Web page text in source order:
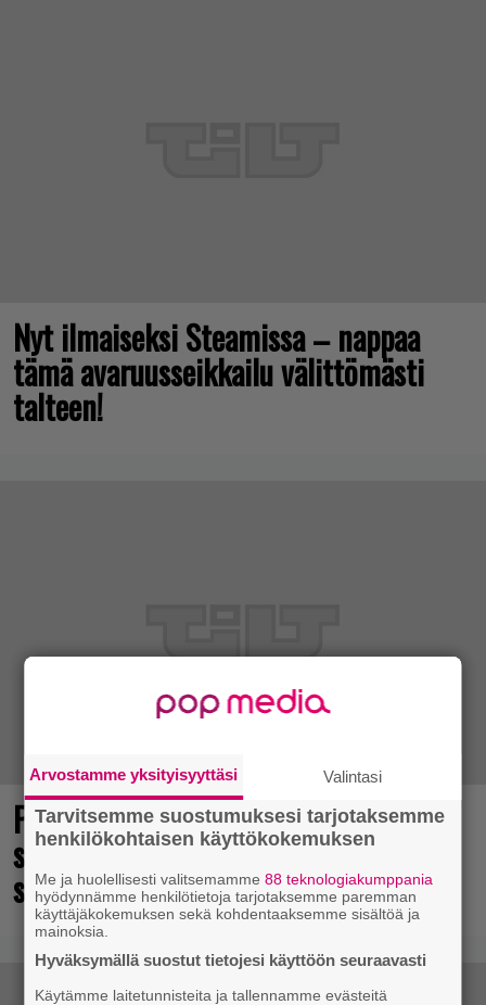
Nyt ilmaiseksi Steamissa – nappaa
tämä avaruusseikkailu välittömästi
talteen!
Point and click -henkisen Muumi-
seikkailun julkaisuhaarukka tarkentui
syksylle
Arvostamme yksityisyyttäsi Valintasi
Tarvitsemme suostumuksesi tarjotaksemme
henkilökohtaisen käyttökokemuksen
Me ja huolellisesti valitsemamme88 teknologiakumppania
hyödynnämme henkilötietoja tarjotaksemme paremman
käyttäjäkokemuksen sekä kohdentaaksemme sisältöä ja
mainoksia.
Hyväksymällä suostut tietojesi käyttöön seuraavasti
Käytämme laitetunnisteita ja tallennamme evästeitä